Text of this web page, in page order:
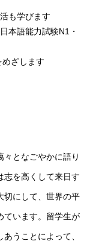
も学びます
本語能力試験N1・
ざします
となごやかに語り
志を高くして来日す
切にして、世界の平
ています。留学生が
うことによって、